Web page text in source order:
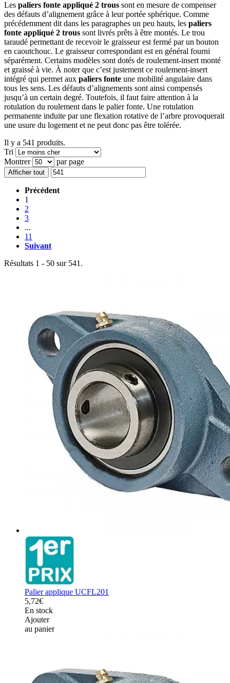
Les paliers fonte appliqué 2 trous sont en mesure de compenser
des défauts d’alignement grâce à leur portée sphérique. Comme
précédemment dit dans les paragraphes un peu hauts, les paliers
fonte appliqué 2 trous sont livrés prêts à être montés. Le trou
taraudé permettant de recevoir le graisseur est fermé par un bouton
en caoutchouc. Le graisseur correspondant est en général fourni
séparément. Certains modèles sont dotés de roulement-insert monté
et graissé à vie. À noter que c’est justement ce roulement-insert
intégré qui permet aux paliers fonte une mobilité angulaire dans
tous les sens. Les défauts d’alignements sont ainsi compensés
jusqu’à un certain degré. Toutefois, il faut faire attention à la
rotulation du roulement dans le palier fonte. Une rotulation
permanente induite par une flexation rotative de l’arbre provoquerait
une usure du logement et ne peut donc pas être tolérée.
Il y a 541 produits.
Tri
Montrer
par page
Afficher tout
Précédent
1
2
3
...
11
Suivant
Résultats 1 - 50 sur 541.
Palier applique UCFL201
5,72€
En stock
Ajouter
au panier